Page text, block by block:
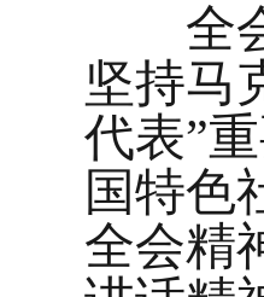
全会
坚持马
代表”
国特色
全会精